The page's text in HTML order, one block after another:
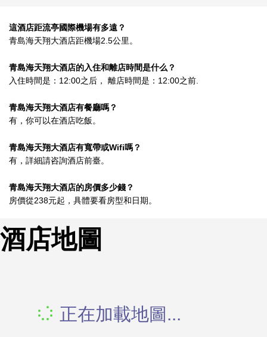
這酒店距流亭國際機場有多遠？
青島海天翔大酒店距機場2.5公里。
青島海天翔大酒店的入住和離店時間是什么？
入住時間是：12:00之后， 離店時間是：12:00之前.
青島海天翔大酒店有餐廳嗎？
有，你可以在酒店吃飯。
青島海天翔大酒店有寬帶或Wifi嗎？
有，詳細請咨詢酒店前臺。
青島海天翔大酒店的房價多少錢？
房價從238元起，具體要看房型和日期。
酒店地圖
正在加載地圖...